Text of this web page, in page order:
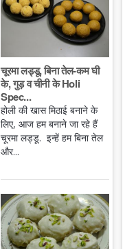
चूरमा लड्डू, बिना तेल-कम घी
के, गुड़ व चीनी के Holi
Spec...
होली की खास मिठाई बनाने के
लिए, आज हम बनाने जा रहे हैं
चूरमा लड्डू. इन्हें हम बिना तेल
और...